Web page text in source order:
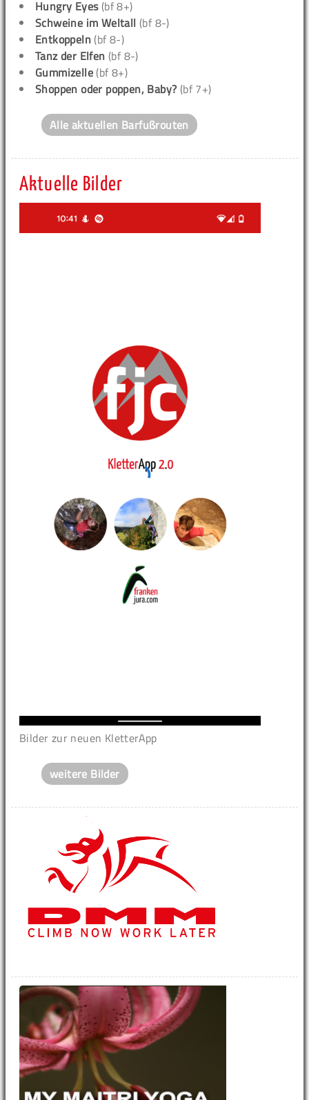
Hungry Eyes(bf 8+)
Schweine im Weltall (bf 8-)
Entkoppeln (bf 8-)
Tanz der Elfen (bf 8-)
Gummizelle (bf 8+)
Shoppen oder poppen, Baby? (bf 7+)
Alle aktuellen Barfußrouten
Aktuelle Bilder
Bilder zur neuen KletterApp
weitere Bilder